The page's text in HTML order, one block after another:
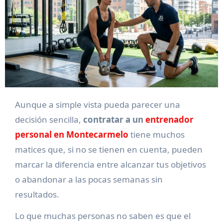
Aunque a simple vista pueda parecer una
decisión sencilla, contratar a un entrenador
personal en Montecarmelo tiene muchos
matices que, si no se tienen en cuenta, pueden
marcar la diferencia entre alcanzar tus objetivos
o abandonar a las pocas semanas sin
resultados.
Lo que muchas personas no saben es que el